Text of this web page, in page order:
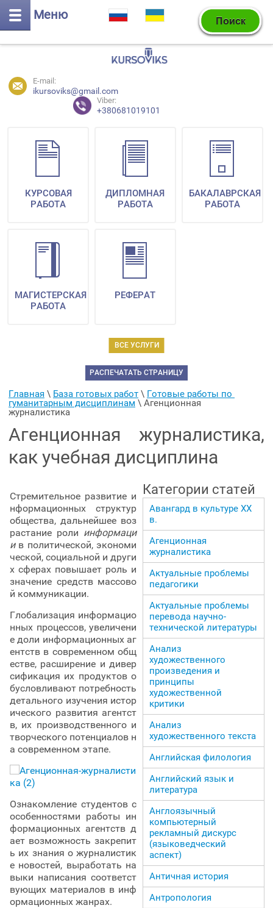
Меню
E-mail:
ikursoviks@gmail.com
Viber:
+380681019101
ВСЕ УСЛУГИ
КУРСОВАЯ
РАБОТА
ДИПЛОМНАЯ
РАБОТА
БАКАЛАВРСКАЯ
РАБОТА
МАГИСТЕРСКАЯ
РАБОТА
РЕФЕРАТ
РАСПЕЧАТАТЬ СТРАНИЦУ
Главная \ База готовых работ \ Готовые работы по
гуманитарным дисциплинам \ Агенционная
журналистика
Агенционная журналистика,
как учебная дисциплина
Стремительное развитие и
нформационных структур
общества, дальнейшее воз
растание роли информаци
ив политической, экономи
ческой, социальной и други
х сферах повышает роль и
значение средств массово
й коммуникации.
Глобализация информацио
нных процессов, увеличени
е доли информационных аг
ентств в современном общ
естве, расширение и дивер
сификация их продуктов о
бусловливают потребность
детального изучения истор
ического развития агентст
в, их производственного и
творческого потенциалов н
а современном этапе.
Ознакомление студентов с
особенностями работы ин
формационных агентств д
ает возможность закрепит
ь их знания о журналистик
е новостей, выработать на
выки написания соответст
вующих материалов в инф
ормационных жанрах.
Категории статей
Авангард в культуре ХХ
в.
Агенционная
журналистика
Актуальные проблемы
педагогики
Актуальные проблемы
перевода научно-
технической литературы
Анализ
художественного
произведения и
принципы
художественной
критики
Анализ
художественного текста
Английская филология
Английский язык и
литература
Англоязычный
компьютерный
рекламный дискурс
(языковедческий
аспект)
Античная история
Антропология